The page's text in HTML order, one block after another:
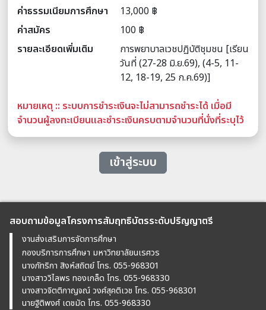
ค่าธรรมเนียมการศึกษา
13,000 ฿
ค่าสมัคร
100 ฿
รายละเอียดเพิ่มเติม
การพยาบาลเวชปฏิบัติชุมชน [เรียน
วันที่ (27-28 มิ.ย.69), (4-5, 11-
12, 18-19, 25 ก.ค.69)]
หมายเหตุ :: ระบบการชำระเงินจะไม่สามารถชำระได้ เมื่อมี
จำนวนผู้ลงทะเบียนและชำระเงินครบตามจำนวนที่นั่งที่ระบุไว้
เข้าสู่ระบบ
สอบถามข้อมูลโครงการสัมฤทธิบัตรระดับปริญญาตรี
งานส่งเสริมการจัดการศึกษา
กองบริการการศึกษา มหาวิทยาลัยนเรศวร
นางภัทริกา สิงห์สถิตย์ โทร. 055-968301
นางสาววิไลพร ทองเกล็ด โทร. 055-968330
นางสาวจิตติกาญจณ์ วงศ์สุคติเวช โทร. 055-968301
นายฐิติพงศ์ เดชมัด โทร. 055-968330